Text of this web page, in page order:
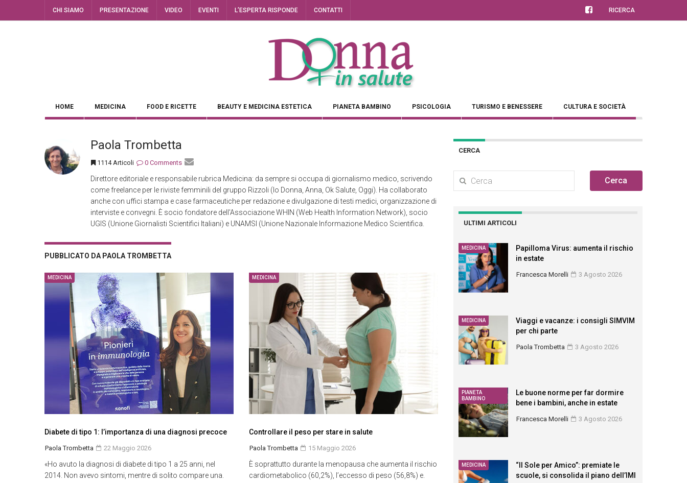
CHI SIAMO PRESENTAZIONE VIDEO EVENTI L’ESPERTA RISPONDE CONTATTI RICERCA
HOME MEDICINA FOOD E RICETTE BEAUTY E MEDICINA ESTETICA PIANETA BAMBINO PSICOLOGIA TURISMO E BENESSERE CULTURA E SOCIETÀ
Paola Trombetta
1114 Articoli 0 Comments
Direttore editoriale e responsabile rubrica Medicina: da sempre si occupa di giornalismo medico, scrivendo
come freelance per le riviste femminili del gruppo Rizzoli (Io Donna, Anna, Ok Salute, Oggi). Ha collaborato
anche con uffici stampa e case farmaceutiche per redazione e divulgazione di testi medici, organizzazione di
interviste e convegni. È socio fondatore dell'Associazione WHIN (Web Health Information Network), socio
UGIS (Unione Giornalisti Scientifici Italiani) e UNAMSI (Unione Nazionale Informazione Medico Scientifica.
PUBBLICATO DA PAOLA TROMBETTA
MEDICINA
Diabete di tipo 1: l’importanza di una diagnosi precoce
Paola Trombetta 22 Maggio 2026
«Ho avuto la diagnosi di diabete di tipo 1 a 25 anni, nel
2014. Non avevo sintomi, mentre di solito compare una.
MEDICINA
Controllare il peso per stare in salute
Paola Trombetta 15 Maggio 2026
È soprattutto durante la menopausa che aumenta il rischio
cardiometabolico (60,2%), l’eccesso di peso (56,8%) e.
CERCA
Cerca
ULTIMI ARTICOLI
MEDICINA
Papilloma Virus: aumenta il rischio
in estate
Francesca Morelli 3 Agosto 2026
MEDICINA
Viaggi e vacanze: i consigli SIMVIM
per chi parte
Paola Trombetta 3 Agosto 2026
PIANETA
BAMBINO
Le buone norme per far dormire
bene i bambini, anche in estate
Francesca Morelli 3 Agosto 2026
MEDICINA
“Il Sole per Amico”: premiate le
scuole, si consolida il piano dell’IMI